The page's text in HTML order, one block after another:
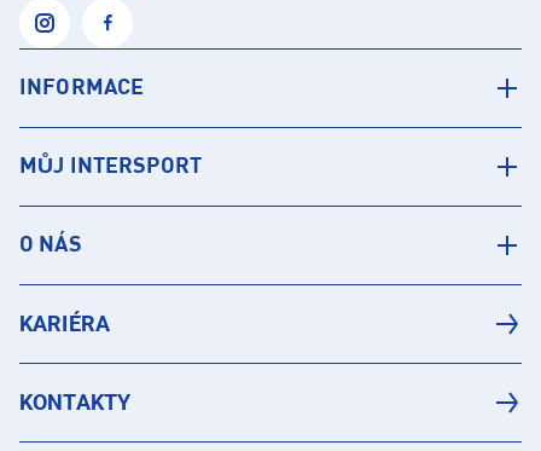
INFORMACE
MŮJ INTERSPORT
O NÁS
KARIÉRA
KONTAKTY